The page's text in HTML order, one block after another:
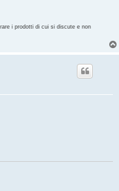
i prodotti di cui si discute e non